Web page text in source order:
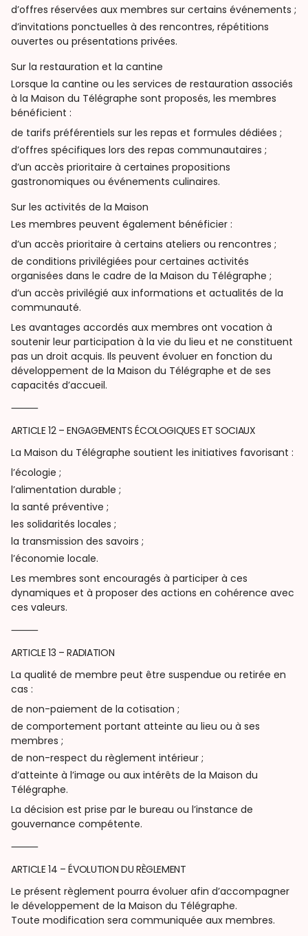
d’offres réservées aux membres sur certains événements ;
d’invitations ponctuelles à des rencontres, répétitions
ouvertes ou présentations privées.
Sur la restauration et la cantine
Lorsque la cantine ou les services de restauration associés
à la Maison du Télégraphe sont proposés, les membres
bénéficient :
de tarifs préférentiels sur les repas et formules dédiées ;
d’offres spécifiques lors des repas communautaires ;
d’un accès prioritaire à certaines propositions
gastronomiques ou événements culinaires.
Sur les activités de la Maison
Les membres peuvent également bénéficier :
d’un accès prioritaire à certains ateliers ou rencontres ;
de conditions privilégiées pour certaines activités
organisées dans le cadre de la Maison du Télégraphe ;
d’un accès privilégié aux informations et actualités de la
communauté.
Les avantages accordés aux membres ont vocation à
soutenir leur participation à la vie du lieu et ne constituent
pas un droit acquis. Ils peuvent évoluer en fonction du
développement de la Maison du Télégraphe et de ses
capacités d’accueil.
⸻
ARTICLE 12 – ENGAGEMENTS ÉCOLOGIQUES ET SOCIAUX
La Maison du Télégraphe soutient les initiatives favorisant :
l’écologie ;
l’alimentation durable ;
la santé préventive ;
les solidarités locales ;
la transmission des savoirs ;
l’économie locale.
Les membres sont encouragés à participer à ces
dynamiques et à proposer des actions en cohérence avec
ces valeurs.
⸻
ARTICLE 13 – RADIATION
La qualité de membre peut être suspendue ou retirée en
cas :
de non-paiement de la cotisation ;
de comportement portant atteinte au lieu ou à ses
membres ;
de non-respect du règlement intérieur ;
d’atteinte à l’image ou aux intérêts de la Maison du
Télégraphe.
La décision est prise par le bureau ou l’instance de
gouvernance compétente.
⸻
ARTICLE 14 – ÉVOLUTION DU RÈGLEMENT
Le présent règlement pourra évoluer afin d’accompagner
le développement de la Maison du Télégraphe.
Toute modification sera communiquée aux membres.